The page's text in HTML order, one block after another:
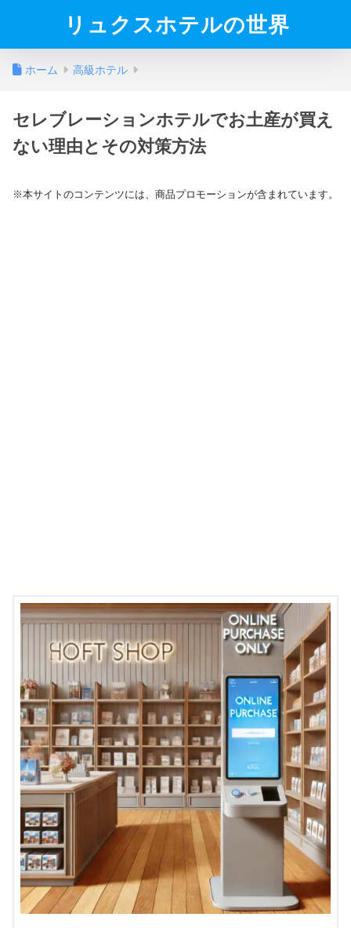
リュクスホテルの世界
ホーム 高級ホテル
セレブレーションホテルでお土産が買え
ない理由とその対策方法
※本サイトのコンテンツには、商品プロモーションが含まれています。